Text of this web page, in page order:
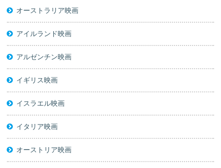
オーストラリア映画
アイルランド映画
アルゼンチン映画
イギリス映画
イスラエル映画
イタリア映画
オーストリア映画